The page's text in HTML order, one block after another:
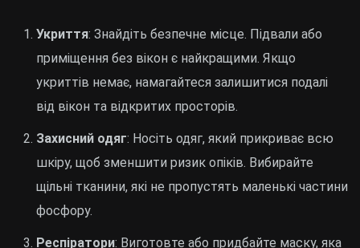
Укриття: Знайдіть безпечне місце. Підвали або
приміщення без вікон є найкращими. Якщо
укриттів немає, намагайтеся залишитися подалі
від вікон та відкритих просторів.
Захисний одяг: Носіть одяг, який прикриває всю
шкіру, щоб зменшити ризик опіків. Вибирайте
щільні тканини, які не пропустять маленькі частини
фосфору.
Респіратори: Виготовте або придбайте маску, яка